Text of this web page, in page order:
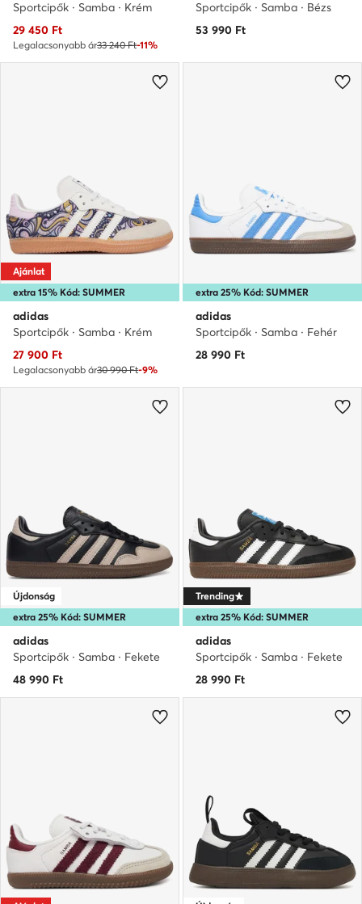
Sportcipők · Samba · Krém
Aktuális ár
29 450 Ft
Legalacsonyabb ár33 240 Ft-11%
Sportcipők · Samba · Bézs
53 990 Ft
extra 15% Kód: SUMMER
Ajánlat
adidas
Sportcipők · Samba · Krém
Aktuális ár
27 900 Ft
Legalacsonyabb ár30 990 Ft-9%
extra 25% Kód: SUMMER
adidas
Sportcipők · Samba · Fehér
28 990 Ft
extra 25% Kód: SUMMER
Újdonság
adidas
Sportcipők · Samba · Fekete
48 990 Ft
extra 25% Kód: SUMMER
Trending
adidas
Sportcipők · Samba · Fekete
28 990 Ft